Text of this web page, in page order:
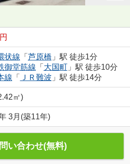
状線 「 芦原橋 」駅 徒歩1分
御堂筋線 「 大国町
」駅 徒歩10分
線 「 ＪＲ難波 」駅 徒歩14分
㎡)
3月(築11年)
い合わせ(無料)